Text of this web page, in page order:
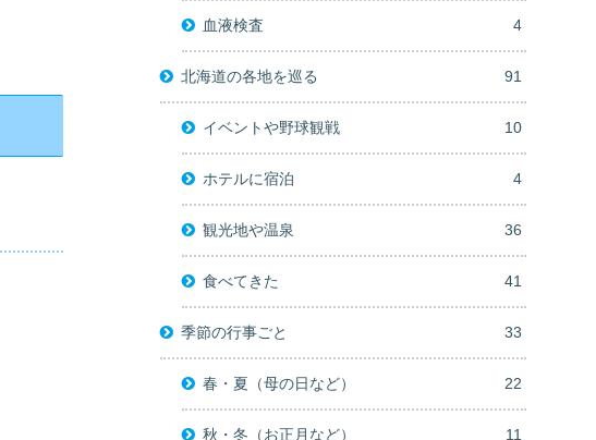
血液検査 4
北海道の各地を巡る 91
イベントや野球観戦 10
ホテルに宿泊 4
観光地や温泉 36
食べてきた 41
季節の行事ごと 33
春・夏（母の日など） 22
秋・冬（お正月など） 11